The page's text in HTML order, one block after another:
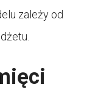
zależy od